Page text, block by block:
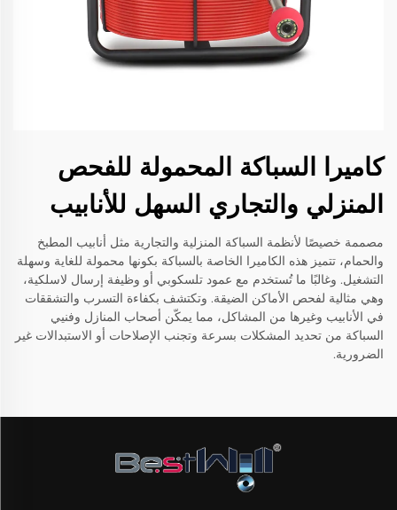
كاميرا السباكة المحمولة للفحص
المنزلي والتجاري السهل للأنابيب
مصممة خصيصًا لأنظمة السباكة المنزلية والتجارية مثل أنابيب المطبخ
والحمام، تتميز هذه الكاميرا الخاصة بالسباكة بكونها محمولة للغاية وسهلة
التشغيل. وغالبًا ما تُستخدم مع عمود تلسكوبي أو وظيفة إرسال لاسلكية،
وهي مثالية لفحص الأماكن الضيقة. وتكتشف بكفاءة التسرب والتشققات
في الأنابيب وغيرها من المشاكل، مما يمكّن أصحاب المنازل وفنيي
السباكة من تحديد المشكلات بسرعة وتجنب الإصلاحات أو الاستبدالات غير
الضرورية.